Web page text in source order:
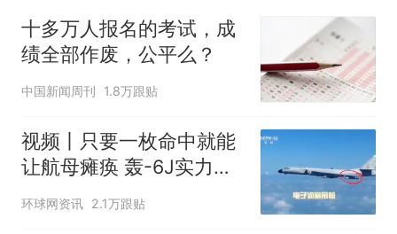
大风力14级
热
十多万人报名的考试，成绩
全部作废，公平么？
十多万人报名的考试，成
绩全部作废，公平么？
中国新闻周刊 1.8万跟贴
视频丨只要一枚命中就能
让航母瘫痪 轰-6J实力有
多强？
环球网资讯 2.1万跟贴